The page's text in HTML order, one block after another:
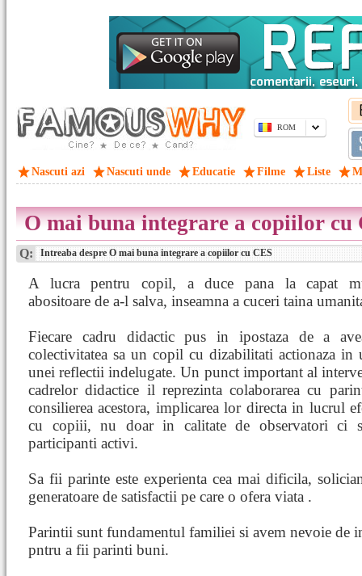
ROM
Nascuti azi Nascuti unde Educatie Filme Liste
O mai buna integrare a copiilor cu
Q: Intreaba despre O mai buna integrare a copiilor cu CES
A lucra pentru copil, a duce pana la capat
abositoare de a-l salva, inseamna a cuceri taina
Fiecare cadru didactic pus in ipostaza de a
colectivitatea sa un copil cu dizabilitati actionaza in
unei reflectii indelugate. Un punct important al
cadrelor didactice il reprezinta colaborarea cu
consilierea acestora, implicarea lor directa in lucrul
cu copiii, nu doar in calitate de observatori ci
participanti activi.
Sa fii parinte este experienta cea mai dificila,
generatoare de satisfactii pe care o ofera viata .
Parintii sunt fundamentul familiei si avem nevoie de
pntru a fii parinti buni.